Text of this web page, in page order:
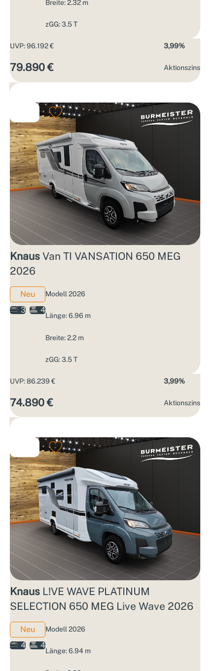
Breite: 2.32 m
zGG: 3.5 T
UVP: 96.192 €
79.890 €
3,99%
Aktions­zins
Knaus Van TI VANSATION 650 MEG
2026
Neu
3
4
Modell 2026
Länge: 6.96 m
Breite: 2.2 m
zGG: 3.5 T
UVP: 86.239 €
74.890 €
3,99%
Aktions­zins
Knaus L!VE WAVE PLATINUM
SELECTION 650 MEG Live Wave 2026
Neu
4
4
Modell 2026
Länge: 6.94 m